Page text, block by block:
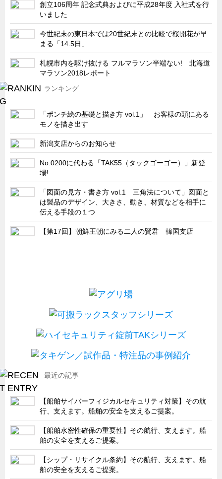
創立106周年 記念式典およびに平成28年度 入社式を行
いました
今世紀末の東日本では20世紀末との比較で桜開花が早
まる「14.5日」
札幌市内を駆け抜ける フルマラソン半端ない! 北海道
マラソン2018レポート
ランキング
「ポンチ絵の基礎と描き方 vol.1」 お客様の頭にある
モノを描き出す
新潟支店からのお知らせ
No.0200に代わる「TAK55（タックゴーゴー）」新登
場!
「図面の見方・書き方 vol.1 三角法について」図面と
は製品のデザイン、大きさ、動き、材質などを相手に
伝える手段の１つ
【第17回】朝鮮王朝にみる二人の賢君 韓国支店
最近の記事
【船舶サイバーフィジカルセキュリティ対策】その航
行、支えます。船舶の安全を支えるご提案。
【船舶水密性確保の重要性】その航行、支えます。船
舶の安全を支えるご提案。
【シップ・リサイクル条約】その航行、支えます。船
舶の安全を支えるご提案。